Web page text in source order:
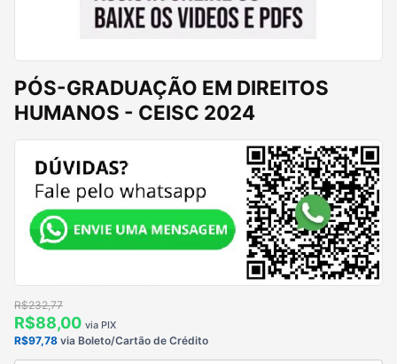
PÓS-GRADUAÇÃO EM DIREITOS
HUMANOS - CEISC 2024
R$232,77
R$88,00 via PIX
R$97,78 via Boleto/Cartão de Crédito